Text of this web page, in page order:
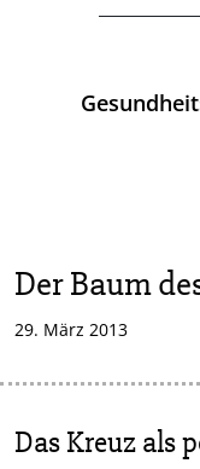
Der Baum
29. März 2013
Das Kreuz als